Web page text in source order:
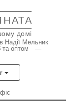
домі
Надії Мельник
та оптом —